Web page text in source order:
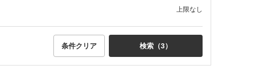
上限なし
条件クリア 検索（3）